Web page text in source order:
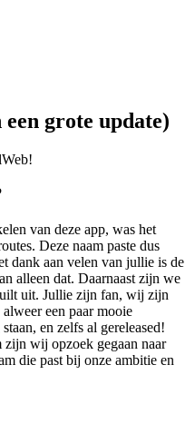
grote update)
van deze app, was het
Deze naam paste dus
dank aan velen van jullie is de
alleen dat. Daarnaast zijn we
uit. Jullie zijn fan, wij zijn
een paar mooie
en zelfs al gereleased!
wij opzoek gegaan naar
die past bij onze ambitie en